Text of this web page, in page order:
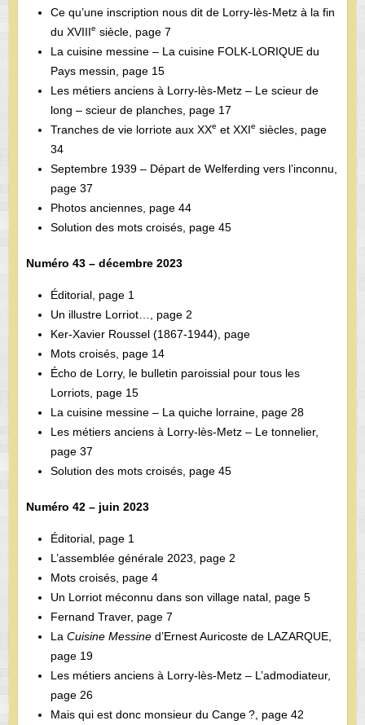
Ce qu’une inscription nous dit de Lorry-lès-Metz à la fin
du XVIIIe siècle, page 7
La cuisine messine – La cuisine FOLK-LORIQUE du
Pays messin, page 15
Les métiers anciens à Lorry-lès-Metz – Le scieur de
long – scieur de planches, page 17
Tranches de vie lorriote aux XXe et XXIe siècles, page
34
Septembre 1939 – Départ de Welferding vers l’inconnu,
page 37
Photos anciennes, page 44
Solution des mots croisés, page 45
Numéro 43 – décembre 2023
Éditorial, page 1
Un illustre Lorriot…, page 2
Ker-­Xavier Roussel (1867-­1944), page
Mots croisés, page 14
Écho de Lorry, le bulletin paroissial pour tous les
Lorriots, page 15
La cuisine messine – La quiche lorraine, page 28
Les métiers anciens à Lorry-lès-Metz – Le tonnelier,
page 37
Solution des mots croisés, page 45
Numéro 42 – juin 2023
Éditorial, page 1
L’assemblée générale 2023, page 2
Mots croisés, page 4
Un Lorriot méconnu dans son village natal, page 5
Fernand Traver, page 7
La Cuisine Messined’Ernest Auricoste de LAZARQUE,
page 19
Les métiers anciens à Lorry-lès-Metz – L’admodiateur,
page 26
Mais qui est donc monsieur du Cange ?, page 42